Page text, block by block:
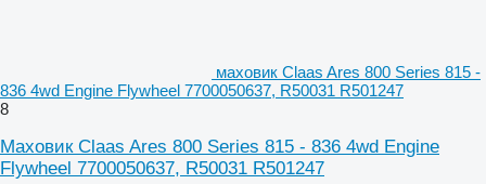
маховик Claas Ares 800 Series 815 -
836 4wd Engine Flywheel 7700050637, R50031 R501247
8
Маховик Claas Ares 800 Series 815 - 836 4wd Engine
Flywheel 7700050637, R50031 R501247